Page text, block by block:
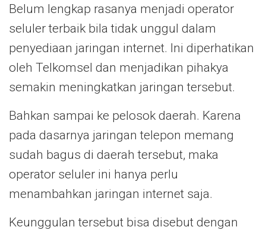
Belum lengkap rasanya menjadi operator
seluler terbaik bila tidak unggul dalam
penyediaan jaringan internet. Ini diperhatikan
oleh Telkomsel dan menjadikan pihakya
semakin meningkatkan jaringan tersebut.
Bahkan sampai ke pelosok daerah. Karena
pada dasarnya jaringan telepon memang
sudah bagus di daerah tersebut, maka
operator seluler ini hanya perlu
menambahkan jaringan internet saja.
Keunggulan tersebut bisa disebut dengan